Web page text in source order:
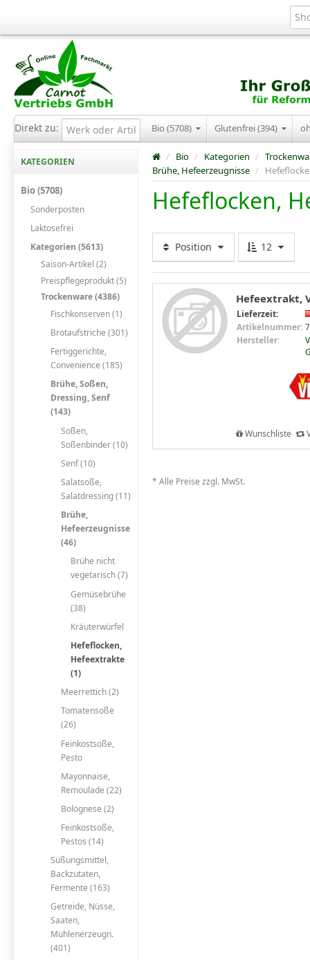
Direkt zu: Bio (5708) Glutenfrei (394)
KATEGORIEN
Bio (5708)
Sonderposten
Laktosefrei
Kategorien (5613)
Saison-Artikel (2)
Preispflegeprodukt (5)
Trockenware (4386)
Fischkonserven (1)
Brotaufstriche (301)
Fertiggerichte,
Convenience (185)
Brühe, Soßen,
Dressing, Senf
(143)
Soßen,
Soßenbinder (10)
Senf (10)
Salatsoße,
Salatdressing (11)
Brühe,
Hefeerzeugnisse
(46)
Brühe nicht
vegetarisch (7)
Gemüsebrühe
(38)
Kräuterwürfel
Hefeflocken,
Hefeextrakte
(1)
Meerrettich (2)
Tomatensoße
(26)
Feinkostsoße,
Pesto
Mayonnaise,
Remoulade (22)
Bolognese (2)
Feinkostsoße,
Pestos (14)
Süßungsmittel,
Backzutaten,
Fermente (163)
Getreide, Nüsse,
Saaten,
Mühlenerzeugn.
(401)
/ Bio / Kategorien /
Brühe, Hefeerzeugnisse /
Hefeflocken,
Position 12
Hefeextrakt,
Lieferzeit:
Artikelnummer:
Hersteller:
Wunschliste
* Alle Preise zzgl. MwSt.